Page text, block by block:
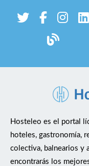
Hosteleo es el portal
hoteles, gastronomía,
colectiva, balnearios y
encontrarás los